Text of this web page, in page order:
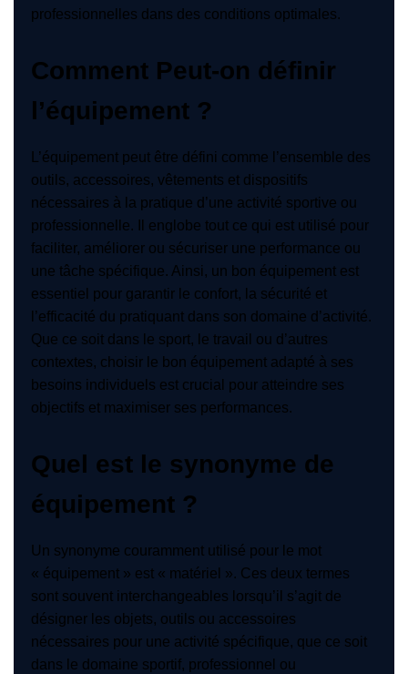
professionnelles dans des conditions optimales.
Comment Peut-on définir
l’équipement ?
L’équipement peut être défini comme l’ensemble des
outils, accessoires, vêtements et dispositifs
nécessaires à la pratique d’une activité sportive ou
professionnelle. Il englobe tout ce qui est utilisé pour
faciliter, améliorer ou sécuriser une performance ou
une tâche spécifique. Ainsi, un bon équipement est
essentiel pour garantir le confort, la sécurité et
l’efficacité du pratiquant dans son domaine d’activité.
Que ce soit dans le sport, le travail ou d’autres
contextes, choisir le bon équipement adapté à ses
besoins individuels est crucial pour atteindre ses
objectifs et maximiser ses performances.
Quel est le synonyme de
équipement ?
Un synonyme couramment utilisé pour le mot
« équipement » est « matériel ». Ces deux termes
sont souvent interchangeables lorsqu’il s’agit de
désigner les objets, outils ou accessoires
nécessaires pour une activité spécifique, que ce soit
dans le domaine sportif, professionnel ou